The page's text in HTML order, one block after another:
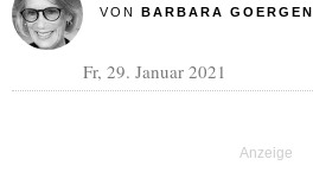
VON BARBARA GOERGEN
Fr, 29. Januar 2021